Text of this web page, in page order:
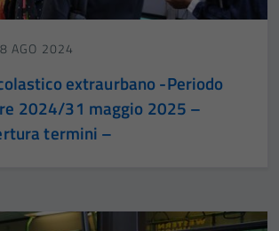
AGO 2024
extraurbano -Periodo
2024/31 maggio 2025 –
termini –